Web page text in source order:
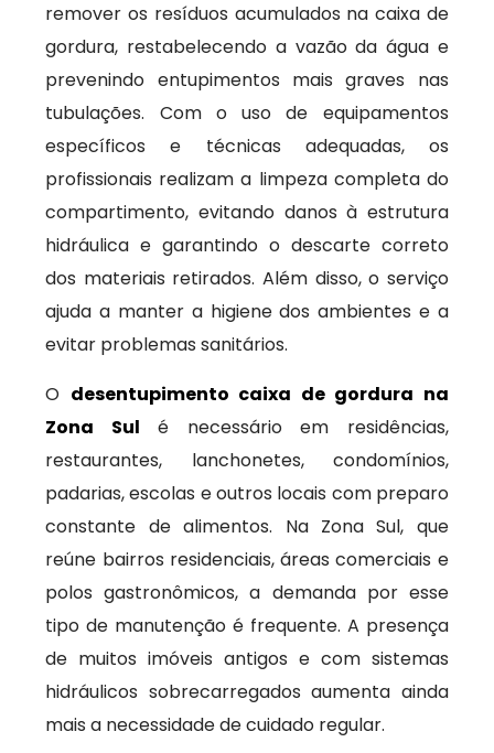
remover os resíduos acumulados na caixa de
gordura, restabelecendo a vazão da água e
prevenindo entupimentos mais graves nas
tubulações. Com o uso de equipamentos
específicos e técnicas adequadas, os
profissionais realizam a limpeza completa do
compartimento, evitando danos à estrutura
hidráulica e garantindo o descarte correto
dos materiais retirados. Além disso, o serviço
ajuda a manter a higiene dos ambientes e a
evitar problemas sanitários.
O desentupimento caixa de gordura na
Zona Sul é necessário em residências,
restaurantes, lanchonetes, condomínios,
padarias, escolas e outros locais com preparo
constante de alimentos. Na Zona Sul, que
reúne bairros residenciais, áreas comerciais e
polos gastronômicos, a demanda por esse
tipo de manutenção é frequente. A presença
de muitos imóveis antigos e com sistemas
hidráulicos sobrecarregados aumenta ainda
mais a necessidade de cuidado regular.